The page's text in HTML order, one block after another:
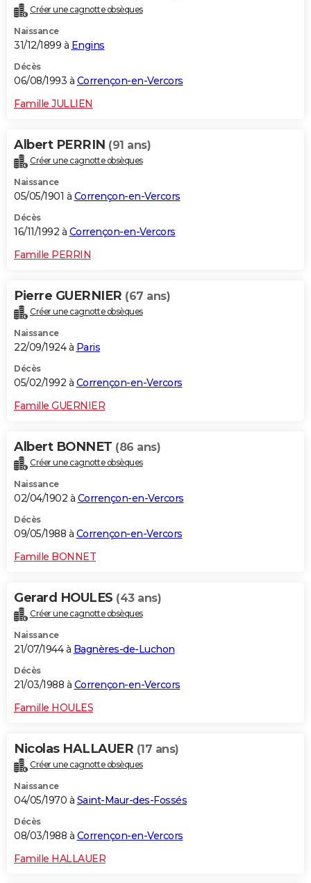
Créer une cagnotte obsèques
Naissance
31/12/1899 à Engins
Décès
06/08/1993 à Corrençon-en-Vercors
Famille JULLIEN
Albert PERRIN (91 ans)
Créer une cagnotte obsèques
Naissance
05/05/1901 à Corrençon-en-Vercors
Décès
16/11/1992 à Corrençon-en-Vercors
Famille PERRIN
Pierre GUERNIER (67 ans)
Créer une cagnotte obsèques
Naissance
22/09/1924 à Paris
Décès
05/02/1992 à Corrençon-en-Vercors
Famille GUERNIER
Albert BONNET (86 ans)
Créer une cagnotte obsèques
Naissance
02/04/1902 à Corrençon-en-Vercors
Décès
09/05/1988 à Corrençon-en-Vercors
Famille BONNET
Gerard HOULES (43 ans)
Créer une cagnotte obsèques
Naissance
21/07/1944 à Bagnères-de-Luchon
Décès
21/03/1988 à Corrençon-en-Vercors
Famille HOULES
Nicolas HALLAUER (17 ans)
Créer une cagnotte obsèques
Naissance
04/05/1970 à Saint-Maur-des-Fossés
Décès
08/03/1988 à Corrençon-en-Vercors
Famille HALLAUER